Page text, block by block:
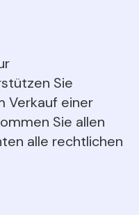
Sie
Verkauf einer
Sie allen
alle rechtlichen